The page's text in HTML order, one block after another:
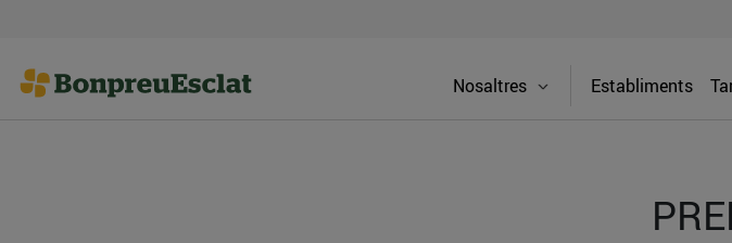
Nosaltres Establiments